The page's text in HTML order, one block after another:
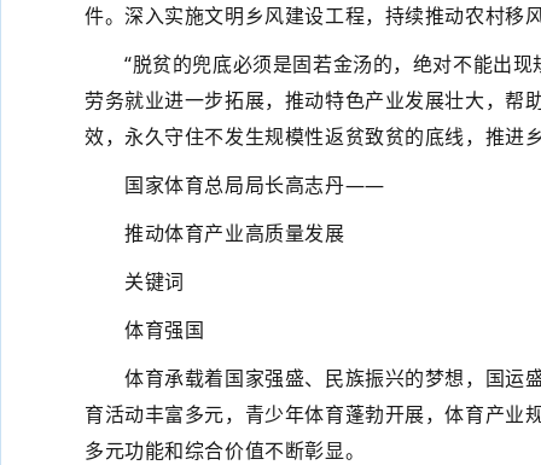
件。深入实施文明乡风建设工程，持续推动农村移
“脱贫的兜底必须是固若金汤的，绝对不能出现
劳务就业进一步拓展，推动特色产业发展壮大，帮
效，永久守住不发生规模性返贫致贫的底线，推进
国家体育总局局长高志丹——
推动体育产业高质量发展
关键词
体育强国
体育承载着国家强盛、民族振兴的梦想，国运盛
育活动丰富多元，青少年体育蓬勃开展，体育产业
多元功能和综合价值不断彰显。